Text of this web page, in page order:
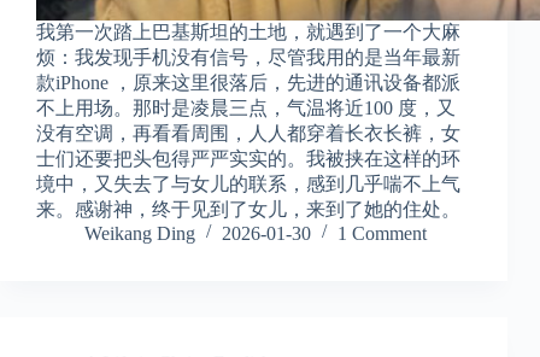
我第一次踏上巴基斯坦的土地，就遇到了一个大麻
烦：我发现手机没有信号，尽管我用的是当年最新
款iPhone ，原来这里很落后，先进的通讯设备都派
不上用场。那时是凌晨三点，气温将近100 度，又
没有空调，再看看周围，人人都穿着长衣长裤，女
士们还要把头包得严严实实的。我被挟在这样的环
境中，又失去了与女儿的联系，感到几乎喘不上气
来。感谢神，终于见到了女儿，来到了她的住处。
Weikang Ding
2026-01-30 1 Comment